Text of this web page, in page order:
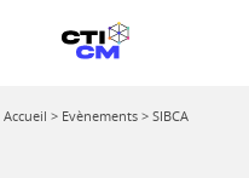
Accueil > Evènements> SIBCA